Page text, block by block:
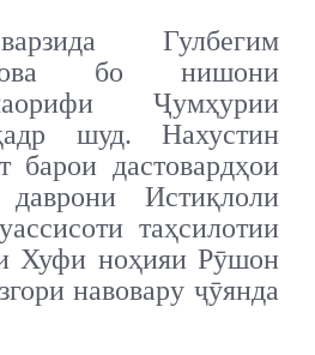
Гулбегим
бо нишони
Ҷумҳурии
шуд. Нахустин
барои дастовардҳои
Истиқлоли
таҳсилотии
Хуфи ноҳияи Рӯшон
навовару ҷӯянда